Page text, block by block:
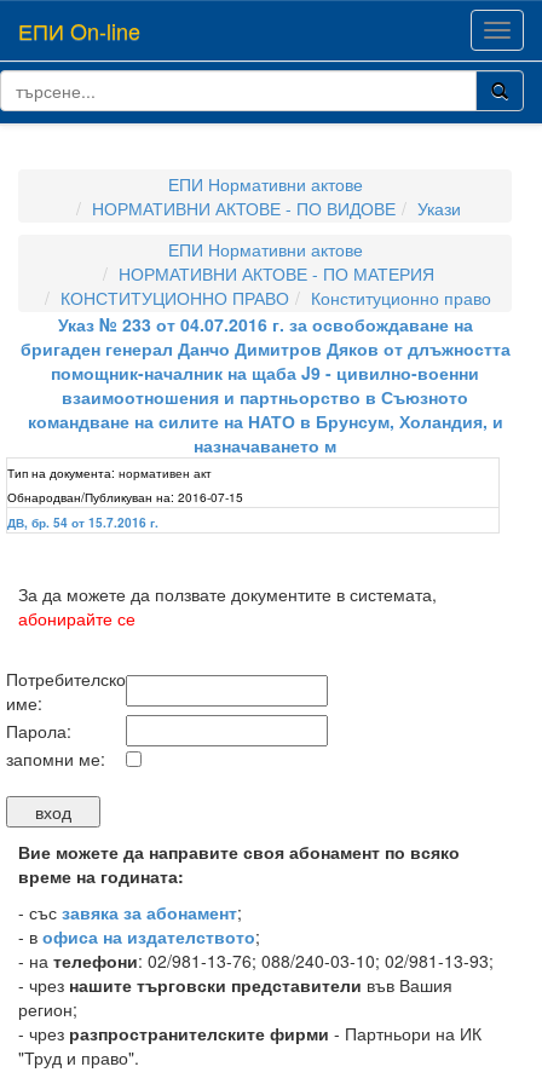
ЕПИ On-line
ЕПИ Нормативни актове
НОРМАТИВНИ АКТОВЕ - ПО ВИДОВЕ
Укази
ЕПИ Нормативни актове
НОРМАТИВНИ АКТОВЕ - ПО МАТЕРИЯ
КОНСТИТУЦИОННО ПРАВО
Конституционно право
Указ № 233 от 04.07.2016 г. за освобождаване на
бригаден генерал Данчо Димитров Дяков от длъжността
помощник-началник на щаба J9 - цивилно-военни
взаимоотношения и партньорство в Съюзното
командване на силите на НАТО в Брунсум, Холандия, и
назначаването м
Тип на документа: нормативен акт
Обнародван/Публикуван на: 2016-07-15
ДВ, бр. 54 от 15.7.2016 г.
За да можете да ползвате документите в системата,
абонирайте се
Потребителско
име:
Парола:
запомни ме:
Вие можете да направите своя абонамент по всяко
време на годината:
- със завяка за абонамент;
- в офиса на издателството;
- на телефони: 02/981-13-76; 088/240-03-10; 02/981-13-93;
- чрез нашите търговски представители във Вашия
регион;
- чрез разпространителските фирми - Партньори на ИК
"Труд и право".